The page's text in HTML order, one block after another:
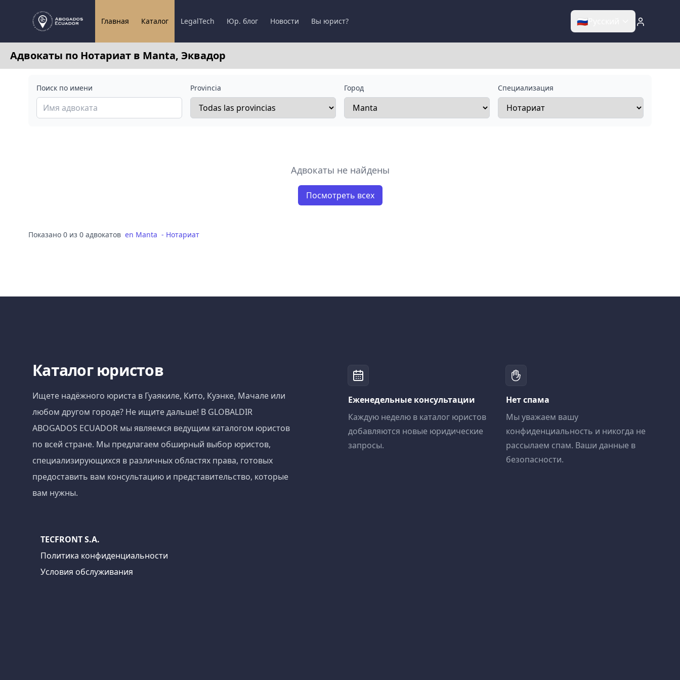
Главная Каталог LegalTech Юр. блог Новости Вы юрист? 🇷🇺
Адвокаты по Нотариат в Manta, Эквадор
Поиск по имени Provincia Город Специализация
Адвокаты не найдены
Посмотреть всех
Показано 0 из 0 адвокатов en Manta - Нотариат
Каталог юристов
Ищете надёжного юриста в Гуаякиле, Кито, Куэнке, Мачале или
любом другом городе? Не ищите дальше! В GLOBALDIR
ABOGADOS ECUADOR мы являемся ведущим каталогом юристов
по всей стране. Мы предлагаем обширный выбор юристов,
специализирующихся в различных областях права, готовых
предоставить вам консультацию и представительство, которые
вам нужны.
Еженедельные консультации
Каждую неделю в каталог юристов
добавляются новые юридические
запросы.
Нет спама
Мы уважаем вашу
конфиденциальность и никогда не
рассылаем спам. Ваши данные в
безопасности.
TECFRONT S.A.
Политика конфиденциальности
Условия обслуживания